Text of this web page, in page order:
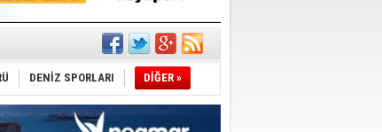
DENİZ SPORLARI DİĞER »